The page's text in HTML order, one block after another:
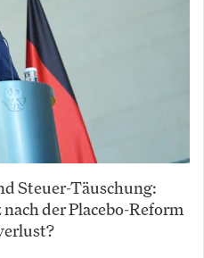
Steuer-Täuschung:
der Placebo-Reform